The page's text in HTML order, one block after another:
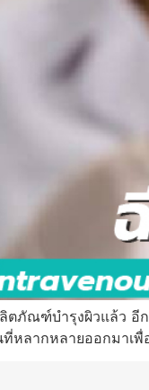
ลิตภัณฑ์บำรุงผิวแล้ว
หลากหลายออกมาเ